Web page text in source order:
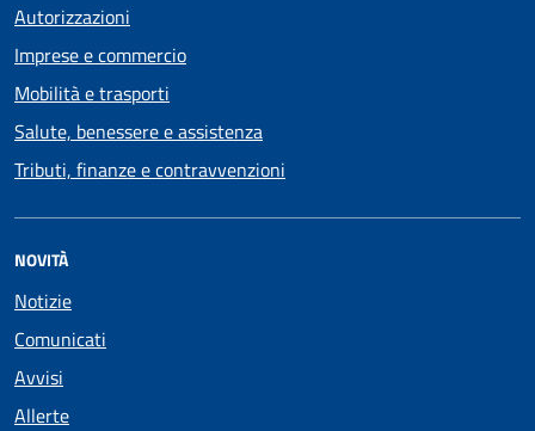
Autorizzazioni
Imprese e commercio
Mobilità e trasporti
Salute, benessere e assistenza
Tributi, finanze e contravvenzioni
NOVITÀ
Notizie
Comunicati
Avvisi
Allerte